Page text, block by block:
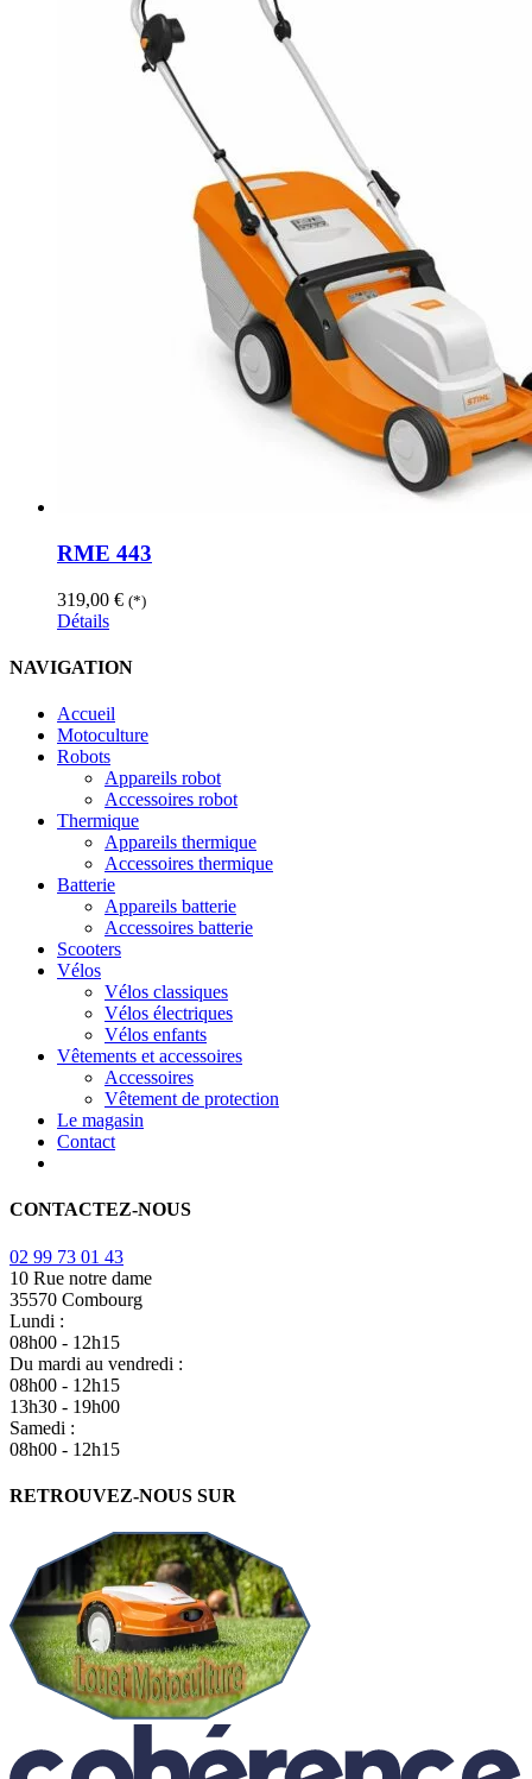
RME 443
319,00 € (*)
Détails
NAVIGATION
Accueil
Motoculture
Robots
Appareils robot
Accessoires robot
Thermique
Appareils thermique
Accessoires thermique
Batterie
Appareils batterie
Accessoires batterie
Scooters
Vélos
Vélos classiques
Vélos électriques
Vélos enfants
Vêtements et accessoires
Accessoires
Vêtement de protection
Le magasin
Contact
CONTACTEZ-NOUS
02 99 73 01 43
10 Rue notre dame
35570 Combourg
Lundi :
08h00 - 12h15
Du mardi au vendredi :
08h00 - 12h15
13h30 - 19h00
Samedi :
08h00 - 12h15
RETROUVEZ-NOUS SUR